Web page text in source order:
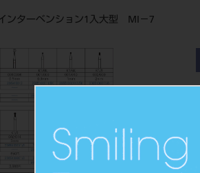
ンターベンション1入大型 MI－7